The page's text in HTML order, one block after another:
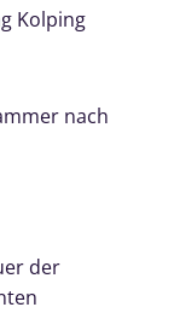
Kolping
nach
der